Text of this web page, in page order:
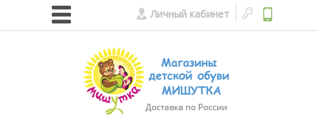
Личный кабинет